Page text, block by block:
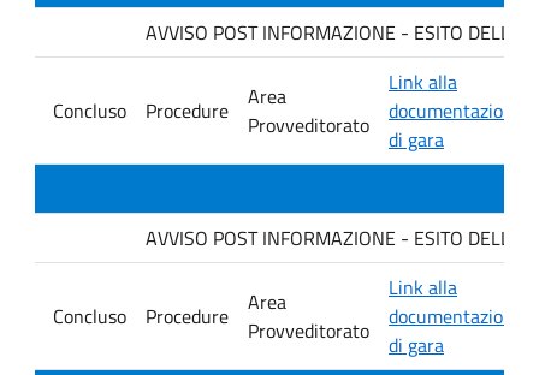
AVVISO POST INFORMAZIONE - ESITO
Concluso Procedure
Area
Provveditorato
Link alla
documentazione
di gara
AVVISO POST INFORMAZIONE - ESITO DELLA
Concluso Procedure
Area
Provveditorato
Link alla
documentazione
di gara